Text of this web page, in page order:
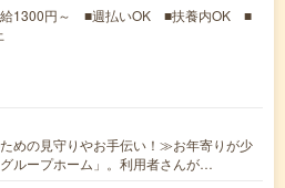
給1300円～ ■週払いOK ■扶養内OK ■
めの見守りやお手伝い！≫お年寄りが少
ループホーム」。利用者さんが…